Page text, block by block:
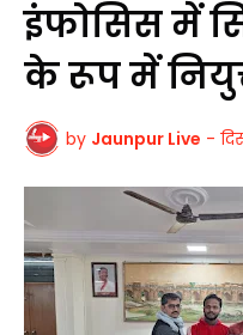
इंफोसिस में
के रूप में
by Jaunpur Live -